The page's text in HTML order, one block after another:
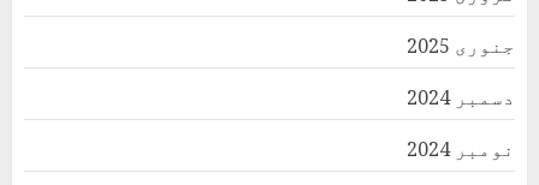
جنوری 2025
دسمبر 2024
نومبر 2024